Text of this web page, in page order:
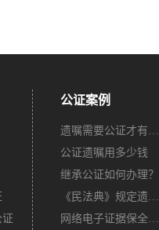
公证案例
遗嘱需要公证才有法律效力吗？
公证遗嘱用多少钱
继承公证如何办理？
《民法典》规定遗嘱不公证有法律效力吗？
网络电子证据保全公证怎么办理？